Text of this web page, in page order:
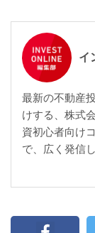
イ
最新の不動産
けする、株式
資初心者向け
で、広く発信